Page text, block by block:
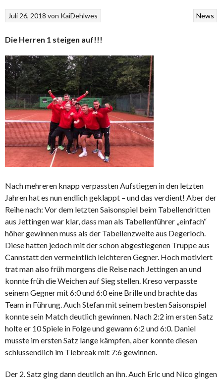
News
Juli 26, 2018 von KaiDehlwes
Die Herren 1 steigen auf!!!
Nach mehreren knapp verpassten Aufstiegen in den letzten
Jahren hat es nun endlich geklappt – und das verdient! Aber der
Reihe nach: Vor dem letzten Saisonspiel beim Tabellendritten
aus Jettingen war klar, dass man als Tabellenführer „einfach“
höher gewinnen muss als der Tabellenzweite aus Degerloch.
Diese hatten jedoch mit der schon abgestiegenen Truppe aus
Cannstatt den vermeintlich leichteren Gegner. Hoch motiviert
trat man also früh morgens die Reise nach Jettingen an und
konnte früh die Weichen auf Sieg stellen. Kreso verpasste
seinem Gegner mit 6:0 und 6:0 eine Brille und brachte das
Team in Führung. Auch Stefan mit seinem besten Saisonspiel
konnte sein Match deutlich gewinnen. Nach 2:2 im ersten Satz
holte er 10 Spiele in Folge und gewann 6:2 und 6:0. Daniel
musste im ersten Satz lange kämpfen, aber konnte diesen
schlussendlich im Tiebreak mit 7:6 gewinnen.
Der 2. Satz ging dann deutlich an ihn. Auch Eric und Nico gingen